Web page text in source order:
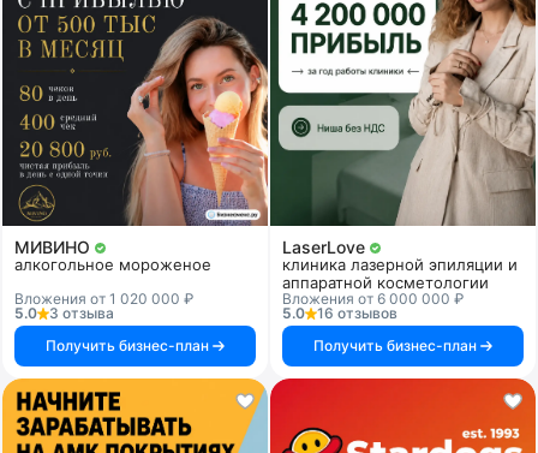
МИВИНО
алкогольное мороженое
Вложения от 1 020 000 ₽
5.0
3 отзыва
Получить бизнес-план
LaserLove
клиника лазерной эпиляции и
аппаратной косметологии
Вложения от 6 000 000 ₽
5.0
16 отзывов
Получить бизнес-план